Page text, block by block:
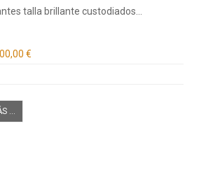
talla brillante custodiados…
€
...